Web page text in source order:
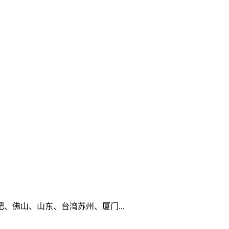
佛山、山东、台湾苏州、厦门...